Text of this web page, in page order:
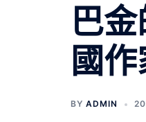
巴
國
BY ADMIN